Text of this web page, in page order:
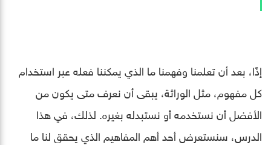
إذًا، بعد أن تعلمنا وفهمنا ما الذي يمكننا فعله عبر استخدام
كل مفهوم، مثل الوراثة، يبقى أن نعرف متى يكون من
الأفضل أن نستخدمه أو نستبدله بغيره. لذلك، في هذا
الدرس، سنستعرض أحد أهم المفاهيم الذي يحقق لنا ما